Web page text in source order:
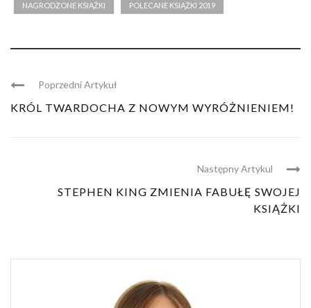
NAGRODZONE KSIĄŻKI POLECANE KSIĄŻKI 2019
Poprzedni Artykuł
KRÓL TWARDOCHA Z NOWYM WYRÓŻNIENIEM!
Następny Artykul
STEPHEN KING ZMIENIA FABUŁĘ SWOJEJ
KSIĄŻKI